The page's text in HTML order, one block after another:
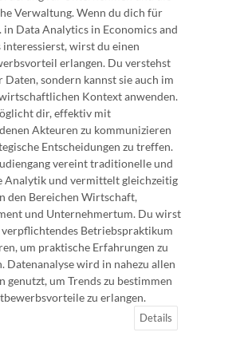
Verwaltung. Wenn du dich für
in Data Analytics in Economics and
interessierst, wirst du einen
erlangen. Du verstehst
Daten, sondern kannst sie auch im
Kontext anwenden.
dir, effektiv mit
Akteuren zu kommunizieren
Entscheidungen zu treffen.
vereint traditionelle und
Analytik und vermittelt gleichzeitig
den Bereichen Wirtschaft,
und Unternehmertum. Du wirst
verpflichtendes Betriebspraktikum
um praktische Erfahrungen zu
Datenanalyse wird in nahezu allen
genutzt, um Trends zu bestimmen
zu erlangen.
Details